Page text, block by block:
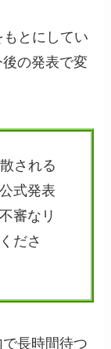
とにしてい
の発表で変
される
式発表
審なリ
ださ
長時間待つ